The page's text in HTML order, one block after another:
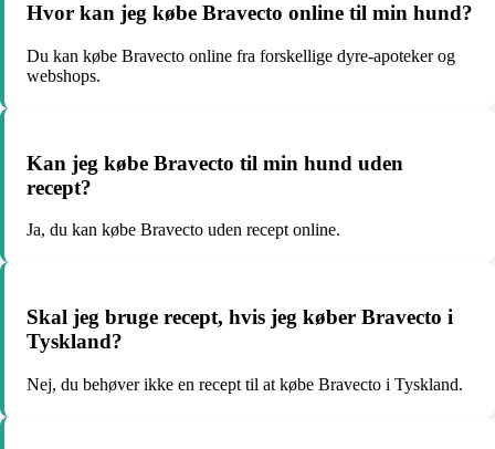
Hvor kan jeg købe Bravecto online til min hund?
Du kan købe Bravecto online fra forskellige dyre-apoteker og
webshops.
Kan jeg købe Bravecto til min hund uden
recept?
Ja, du kan købe Bravecto uden recept online.
Skal jeg bruge recept, hvis jeg køber Bravecto i
Tyskland?
Nej, du behøver ikke en recept til at købe Bravecto i Tyskland.